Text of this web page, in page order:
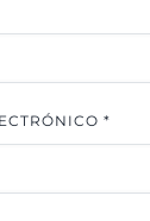
*